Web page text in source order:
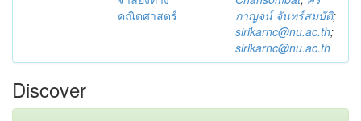
คณิตศาสตร์
กาญจน์ จันทร์สมบัติ;
sirikarnc@nu.ac.th;
sirikarnc@nu.ac.th
Discover